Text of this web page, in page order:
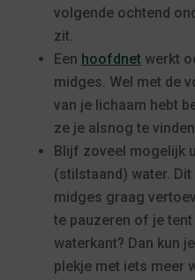
volgende ochtend
zit.
Een hoofdnetwerkt
midges. Wel met de
van je lichaam hebt
ze je alsnog te
Blijf zoveel mogelijk
(stilstaand) water.
midges graag
te pauzeren of je
waterkant? Dan kun
plekje met iets meer